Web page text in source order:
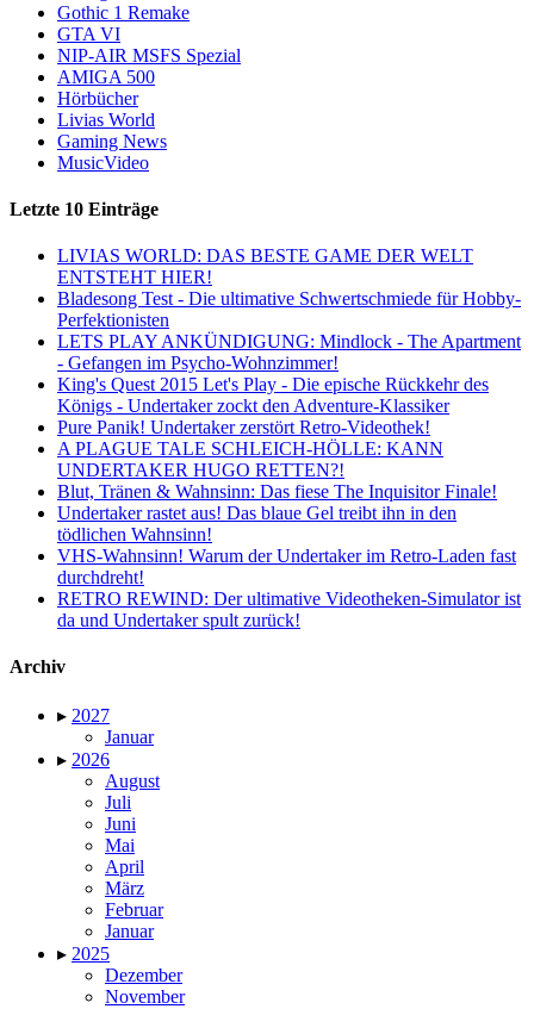
Gothic 1 Remake
GTA VI
NIP-AIR MSFS Spezial
AMIGA 500
Hörbücher
Livias World
Gaming News
MusicVideo
Letzte 10 Einträge
LIVIAS WORLD: DAS BESTE GAME DER WELT
ENTSTEHT HIER!
Bladesong Test - Die ultimative Schwertschmiede für Hobby-
Perfektionisten
LETS PLAY ANKÜNDIGUNG: Mindlock - The Apartment
- Gefangen im Psycho-Wohnzimmer!
King's Quest 2015 Let's Play - Die epische Rückkehr des
Königs - Undertaker zockt den Adventure-Klassiker
Pure Panik! Undertaker zerstört Retro-Videothek!
A PLAGUE TALE SCHLEICH-HÖLLE: KANN
UNDERTAKER HUGO RETTEN?!
Blut, Tränen & Wahnsinn: Das fiese The Inquisitor Finale!
Undertaker rastet aus! Das blaue Gel treibt ihn in den
tödlichen Wahnsinn!
VHS-Wahnsinn! Warum der Undertaker im Retro-Laden fast
durchdreht!
RETRO REWIND: Der ultimative Videotheken-Simulator ist
da und Undertaker spult zurück!
Archiv
▸ 2027
Januar
▸ 2026
August
Juli
Juni
Mai
April
März
Februar
Januar
▸ 2025
Dezember
November